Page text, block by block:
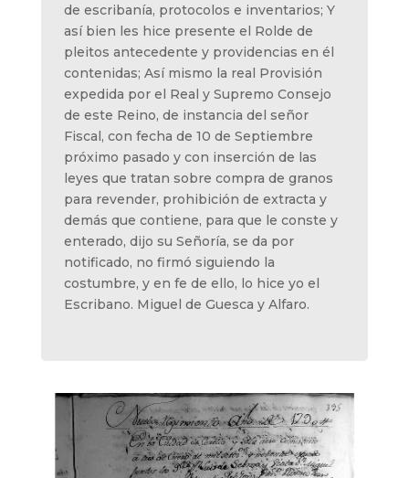
de escribanía, protocolos e inventarios; Y
así bien les hice presente el Rolde de
pleitos antecedente y providencias en él
contenidas; Así mismo la real Provisión
expedida por el Real y Supremo Consejo
de este Reino, de instancia del señor
Fiscal, con fecha de 10 de Septiembre
próximo pasado y con inserción de las
leyes que tratan sobre compra de granos
para revender, prohibición de extracta y
demás que contiene, para que le conste y
enterado, dijo su Señoría, se da por
notificado, no firmó siguiendo la
costumbre, y en fe de ello, lo hice yo el
Escribano. Miguel de Guesca y Alfaro.